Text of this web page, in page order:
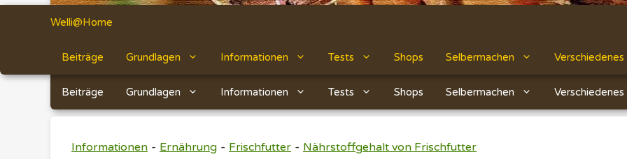
Welli@Home
Beiträge Grundlagen Informationen Tests Shops Selbermachen Verschiedenes
Beiträge Grundlagen Informationen Tests Shops Selbermachen Verschiedenes
Informationen - Ernährung - Frischfutter - Nährstoffgehalt von Frischfutter